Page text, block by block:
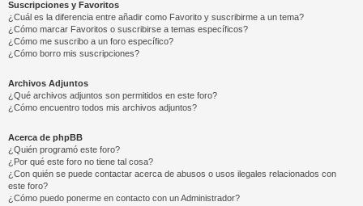
Suscripciones y Favoritos
¿Cuál es la diferencia entre añadir como Favorito y suscribirme a un tema?
¿Cómo marcar Favoritos o suscribirse a temas específicos?
¿Cómo me suscribo a un foro específico?
¿Cómo borro mis suscripciones?
Archivos Adjuntos
¿Qué archivos adjuntos son permitidos en este foro?
¿Cómo encuentro todos mis archivos adjuntos?
Acerca de phpBB
¿Quién programó este foro?
¿Por qué este foro no tiene tal cosa?
¿Con quién se puede contactar acerca de abusos o usos ilegales relacionados con
este foro?
¿Cómo puedo ponerme en contacto con un Administrador?